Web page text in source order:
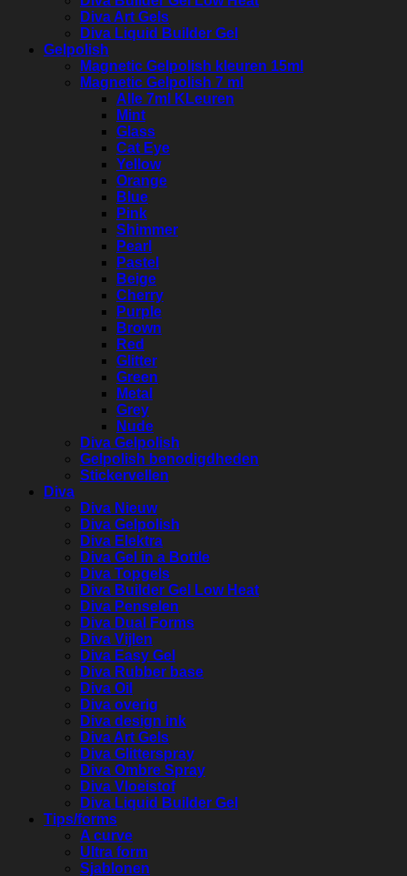
Diva Art Gels
Diva Liquid Builder Gel
Gelpolish
Magnetic Gelpolish kleuren 15ml
Magnetic Gelpolish 7 ml
Alle 7ml KLeuren
Mint
Glass
Cat Eye
Yellow
Orange
Blue
Pink
Shimmer
Pearl
Pastel
Beige
Cherry
Purple
Brown
Red
Glitter
Green
Metal
Grey
Nude
Diva Gelpolish
Gelpolish benodigdheden
Stickervellen
Diva
Diva Nieuw
Diva Gelpolish
Diva Elektra
Diva Gel in a Bottle
Diva Topgels
Diva Builder Gel Low Heat
Diva Penselen
Diva Dual Forms
Diva Vijlen
Diva Easy Gel
Diva Rubber base
Diva Oil
Diva overig
Diva design ink
Diva Art Gels
Diva Glitterspray
Diva Ombre Spray
Diva Vloeistof
Diva Liquid Builder Gel
Tips/forms
A curve
Ultra form
Sjablonen